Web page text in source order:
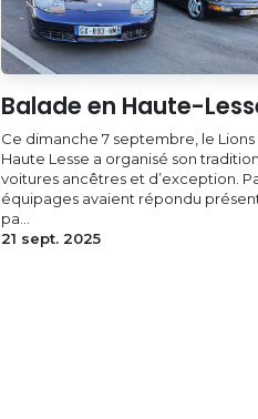
Balade en Haute-
Ce dimanche 7 septembre, le Lions
Haute Lesse a organisé son
voitures ancêtres et d’exception.
équipages avaient répondu
pa...
21 sept. 2025